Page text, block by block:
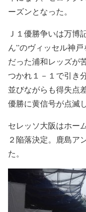
ーズンとなった。
Ｊ１優勝争いは万博
ん”のヴィッセル神
だった浦和レッズが
つかれ１－１で引き
並びながらも得失点
優勝に黄信号が点滅し
セレッソ大阪はホー
２陥落決定。鹿島ア
た。